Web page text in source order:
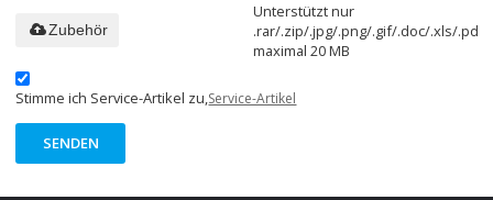
Unterstützt nur
.rar/.zip/.jpg/.png/.gif/.doc/.xls/.pdf,
maximal 20 MB
Zubehör
Stimme ich Service-Artikel zu,Service-Artikel
SENDEN